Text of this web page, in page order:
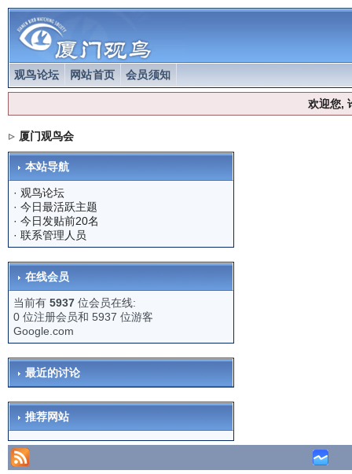
观鸟论坛 网站首页 会员须知
欢迎您,
厦门观鸟会
本站导航
· 观鸟论坛
· 今日最活跃主题
· 今日发贴前20名
· 联系管理人员
在线会员
当前有 5937位会员在线:
0 位注册会员和 5937 位游客
Google.com
最近的讨论
推荐网站